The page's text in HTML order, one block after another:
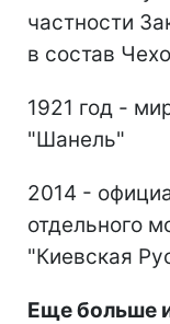
частности
в состав
1921 год -
"Шанель"
2014 -
отдельного
"Киевская
Еще больше